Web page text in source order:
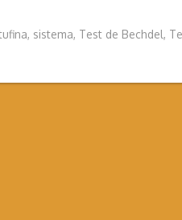
, sistema, Test de Bechdel,